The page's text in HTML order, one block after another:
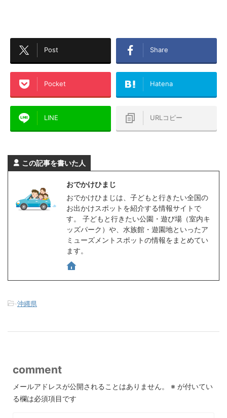
Post Share
Pocket Hatena
LINE URLコピー
この記事を書いた人
おでかけひまじ
おでかけひまじは、子どもと行きたい全国の
お出かけスポットを紹介する情報サイトで
す。 子どもと行きたい公園・遊び場（室内キ
ッズパーク）や、水族館・遊園地といったア
ミューズメントスポットの情報をまとめてい
ます。
-沖縄県
comment
メールアドレスが公開されることはありません。 ※ が付いてい
る欄は必須項目です